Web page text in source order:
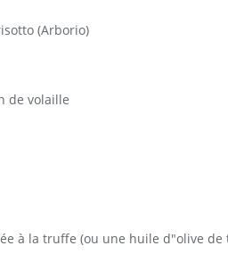
(Arborio)
de volaille
à la truffe (ou une huile d"olive de